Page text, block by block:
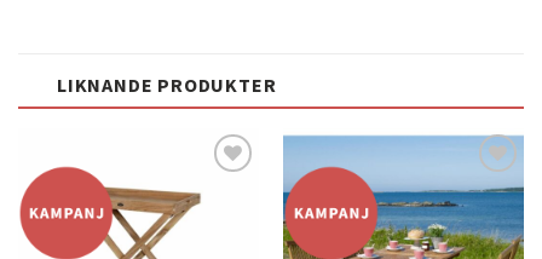
LIKNANDE PRODUKTER
Lägg
till i
önskelistan